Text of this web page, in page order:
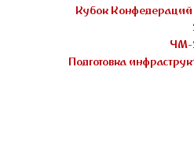
Кубок Конфедераций
ЧМ-
Подготовка